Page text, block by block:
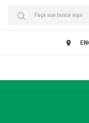
Faça sua busca aqui